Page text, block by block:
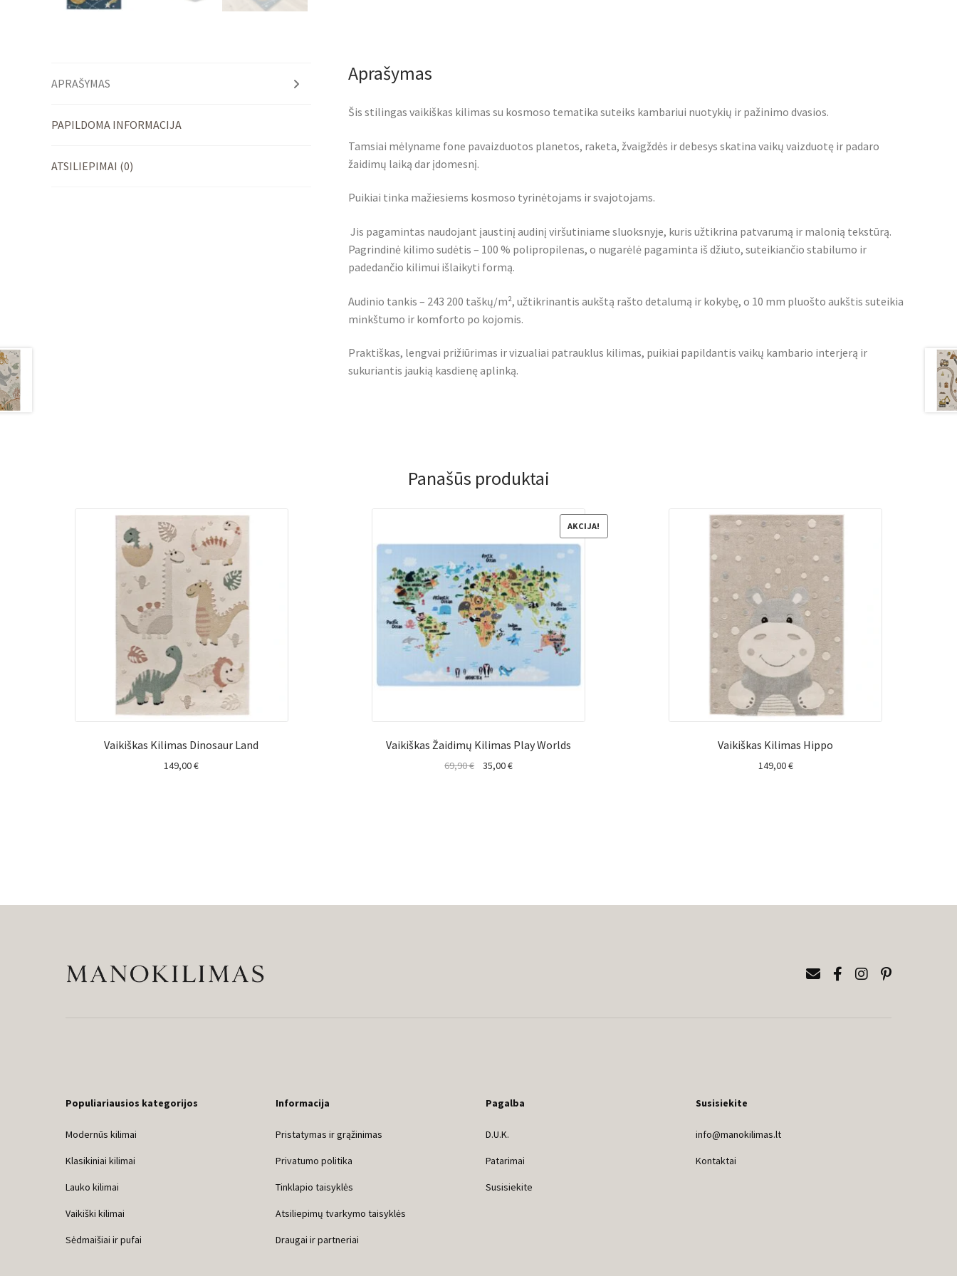
APRAŠYMAS
PAPILDOMA INFORMACIJA
ATSILIEPIMAI (0)
Aprašymas
Šis stilingas vaikiškas kilimas su kosmoso tematika suteiks kambariui nuotykių ir pažinimo dvasios.
Tamsiai mėlyname fone pavaizduotos planetos, raketa, žvaigždės ir debesys skatina vaikų vaizduotę ir padaro
žaidimų laiką dar įdomesnį.
Puikiai tinka mažiesiems kosmoso tyrinėtojams ir svajotojams.
Jis pagamintas naudojant įaustinį audinį viršutiniame sluoksnyje, kuris užtikrina patvarumą ir malonią tekstūrą.
Pagrindinė kilimo sudėtis – 100 % polipropilenas, o nugarėlė pagaminta iš džiuto, suteikiančio stabilumo ir
padedančio kilimui išlaikyti formą.
Audinio tankis – 243 200 taškų/m², užtikrinantis aukštą rašto detalumą ir kokybę, o 10 mm pluošto aukštis suteikia
minkštumo ir komforto po kojomis.
Praktiškas, lengvai prižiūrimas ir vizualiai patrauklus kilimas, puikiai papildantis vaikų kambario interjerą ir
sukuriantis jaukią kasdienę aplinką.
Panašūs produktai
Vaikiškas Kilimas Dinosaur Land
149,00€
Vaikiškas Žaidimų Kilimas Play Worlds
AKCIJA!
69,90€
Original
35,00€Current
Vaikiškas Kilimas Hippo
149,00€
Populiariausios kategorijos
Modernūs kilimai
Klasikiniai kilimai
Lauko kilimai
Vaikiški kilimai
Sėdmaišiai ir pufai
Informacija
Pristatymas ir grąžinimas
Privatumo politika
Tinklapio taisyklės
Atsiliepimų tvarkymo taisyklės
Draugai ir partneriai
Pagalba
D.U.K.
Patarimai
Susisiekite
Susisiekite
info@manokilimas.lt
Kontaktai